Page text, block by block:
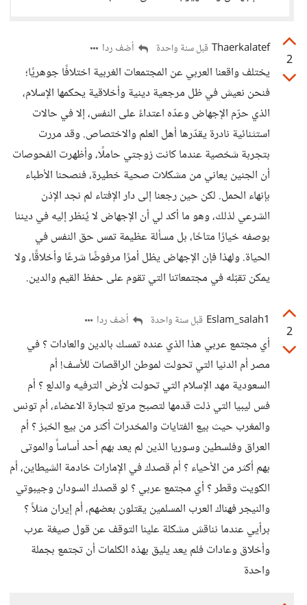
2
Thaerkalatef قبل سنة واحدة أضف ردا
يختلف واقعنا العربي عن المجتمعات الغربية اختلافًا جوهريًا؛
فنحن نعيش في ظل مرجعية دينية وأخلاقية يحكمها الإسلام،
الذي حرّم الإجهاض وعدّه اعتداءً على النفس، إلا في حالات
استثنائية نادرة يقدّرها أهل العلم والاختصاص. وقد مررت
بتجربة شخصية عندما كانت زوجتي حاملًا، وأظهرت الفحوصات
أن الجنين يعاني من مشكلات صحية خطيرة، فنصحنا الأطباء
بإنهاء الحمل. لكن حين رجعنا إلى دار الإفتاء لم نجد الإذن
الشرعي لذلك، وهو ما أكد لي أن الإجهاض لا يُنظر إليه في ديننا
بوصفه خيارًا متاحًا، بل مسألة عظيمة تمس حق النفس في
الحياة. ولهذا فإن الإجهاض يظل أمرًا مرفوضًا شرعًا وأخلاقًا، ولا
يمكن تقبّله في مجتمعاتنا التي تقوم على حفظ القيم والدين.
2
Eslam_salah1 قبل سنة واحدة أضف ردا
أي مجتمع عربي هذا الذي عنده تمسك بالدين والعادات ؟ في
مصر أم الدنيا التي تحولت لموطن الراقصات للأسف! أم
السعودية مهد الإسلام التي تحولت لأرض الترفيه والدلع ؟ أم
فس ليبيا التي ذلت قدمها لتصبح مرتع لتجارة الاعضاء، أم تونس
والمغرب حيث بيع الفتايات والمخدرات أكثر من بيع الخبز ؟ أم
العراق وفلسطين وسوريا الذين لم يعد بهم أحد أساساً والموتى
بهم أكثر من الأحياء ؟ أم قصدك في الإمارات خادمة الشيطاين، أم
الكويت وقطر ؟ أي مجتمع عربي ؟ لو قصدك السودان وجيبوتي
والنيجر فهناك العرب المسلمين يقتلون بعضهم، أم إيران مثلاً ؟
برأيي عندما نناقش مشكلة علينا التوقف عن قول صيغة عرب
وأخلاق وعادات فلم يعد يليق بهذه الكلمات أن تجتمع بجملة
واحدة